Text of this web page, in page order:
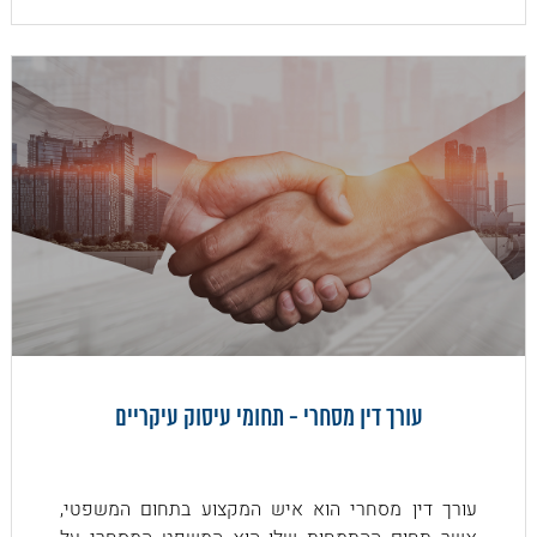
עורך דין מסחרי - תחומי עיסוק עיקריים
עורך דין מסחרי הוא איש המקצוע בתחום המשפטי,